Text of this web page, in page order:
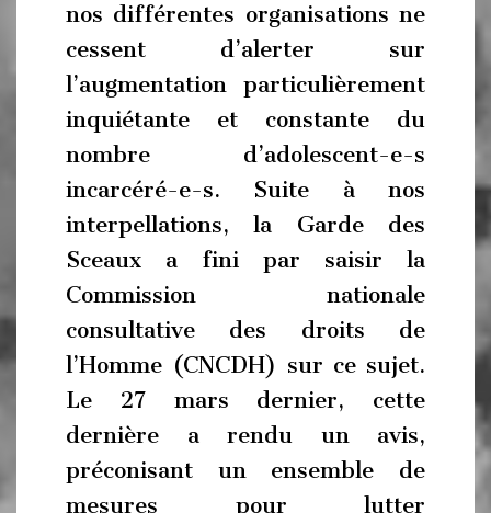
nos différentes organisations ne
cessent d’alerter sur
l’augmentation particulièrement
inquiétante et constante du
nombre d’adolescent-e-s
incarcéré-e-s. Suite à nos
interpellations, la Garde des
Sceaux a fini par saisir la
Commission nationale
consultative des droits de
l’Homme (CNCDH) sur ce sujet.
Le 27 mars dernier, cette
dernière a rendu un avis,
préconisant un ensemble de
mesures pour lutter